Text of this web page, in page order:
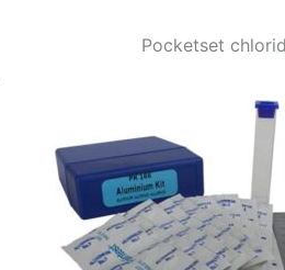
Pocketset